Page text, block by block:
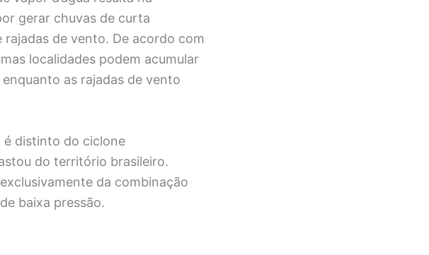
gerar chuvas de curta
de vento. De acordo com
localidades podem acumular
as rajadas de vento
é distinto do ciclone
do território brasileiro.
da combinação
baixa pressão.